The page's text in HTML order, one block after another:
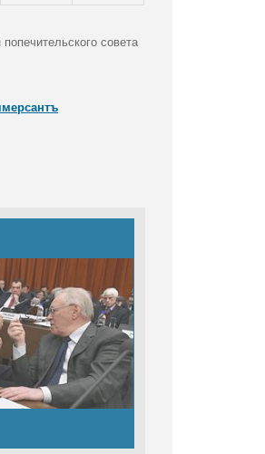
совета